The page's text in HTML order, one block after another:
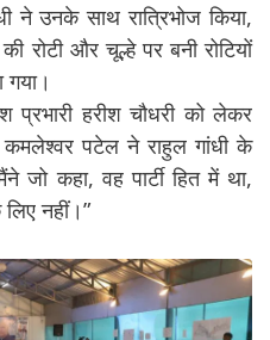
ने उनके साथ रात्रिभोज किया,
रोटी और चूल्हे पर बनी रोटियों
गया।
प्रभारी हरीश चौधरी को लेकर
पटेल ने राहुल गांधी के
जो कहा, वह पार्टी हित में था,
नहीं।”